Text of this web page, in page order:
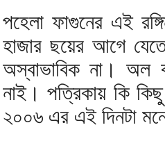
পহেলা ফাগুনের এই
হাজার ছয়ের আগে
অস্বাভাবিক না। অল
নাই। পত্রিকায় কি
২০০৬ এর এই দিনটা